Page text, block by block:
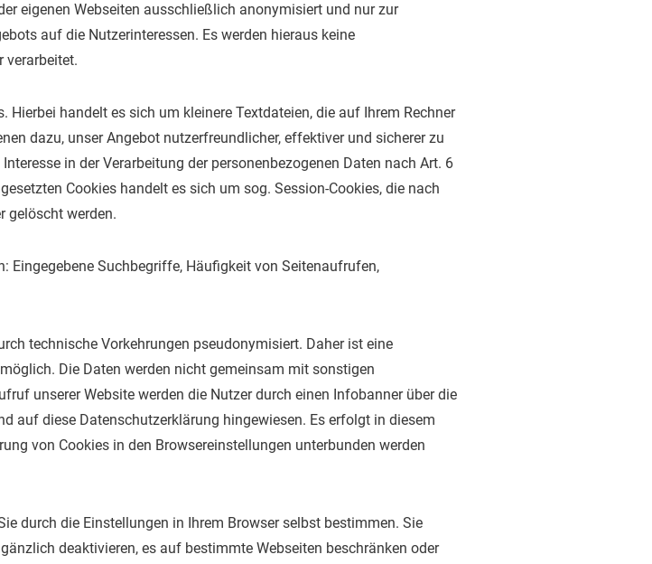
eigenen Webseiten ausschließlich anonymisiert und nur zur
auf die Nutzerinteressen. Es werden hieraus keine
verarbeitet.
Hierbei handelt es sich um kleinere Textdateien, die auf Ihrem Rechner
dazu, unser Angebot nutzerfreundlicher, effektiver und sicherer zu
in der Verarbeitung der personenbezogenen Daten nach Art. 6
Cookies handelt es sich um sog. Session-Cookies, die nach
gelöscht werden.
Eingegebene Suchbegriffe, Häufigkeit von Seitenaufrufen,
technische Vorkehrungen pseudonymisiert. Daher ist eine
Die Daten werden nicht gemeinsam mit sonstigen
unserer Website werden die Nutzer durch einen Infobanner über die
auf diese Datenschutzerklärung hingewiesen. Es erfolgt in diesem
von Cookies in den Browsereinstellungen unterbunden werden
durch die Einstellungen in Ihrem Browser selbst bestimmen. Sie
deaktivieren, es auf bestimmte Webseiten beschränken oder